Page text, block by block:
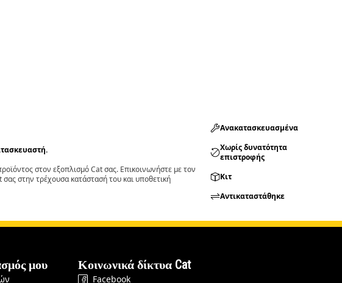
στον εξοπλισμό Cat σας. Επικοινωνήστε με τον
στην τρέχουσα κατάστασή του και υποθετική
Ανακατασκευασμένα
Χωρίς δυνατότητα
επιστροφής
Κιτ
Αντικαταστάθηκε
μου Κοινωνικά δίκτυα Cat
Facebook